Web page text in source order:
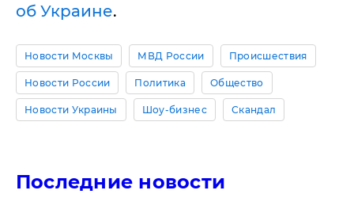
об Украине.
Новости Москвы МВД России Происшествия
Новости России Политика Общество
Новости Украины Шоу-бизнес Скандал
Последние новости